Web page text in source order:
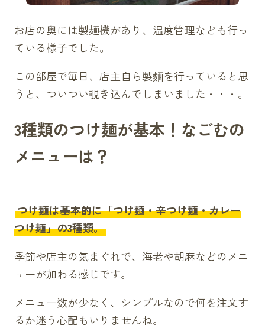
お店の奥には製麺機があり、温度管理なども行っ
ている様子でした。
この部屋で毎日、店主自ら製麵を行っていると思
うと、ついつい覗き込んでしまいました・・・。
3種類のつけ麺が基本！なごむの
メニューは？
つけ麺は基本的に「つけ麺・辛つけ麺・カレー
つけ麺」の3種類。
季節や店主の気まぐれで、海老や胡麻などのメニ
ューが加わる感じです。
メニュー数が少なく、シンプルなので何を注文す
るか迷う心配もいりませんね。